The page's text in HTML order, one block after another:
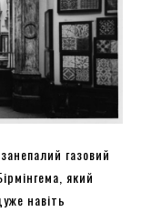
газовий
який
навіть